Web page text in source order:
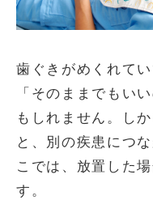
歯ぐきがめくれて
「そのままでもい
もしれません。し
と、別の疾患につ
こでは、放置した
す。